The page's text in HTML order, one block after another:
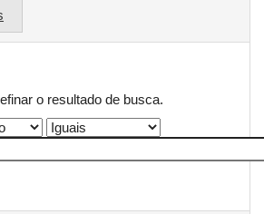
o resultado de busca.